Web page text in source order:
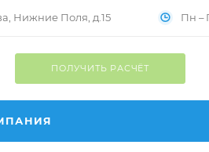
Нижние Поля, д.15 Пн –
ПОЛУЧИТЬ РАСЧЁТ